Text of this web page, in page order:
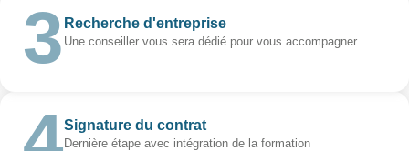
Recherche d'entreprise
Une conseiller vous sera dédié pour vous accompagner
Signature du contrat
Dernière étape avec intégration de la formation